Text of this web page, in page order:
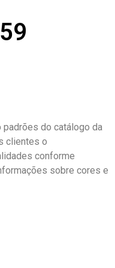
do catálogo da
clientes o
conforme
sobre cores e